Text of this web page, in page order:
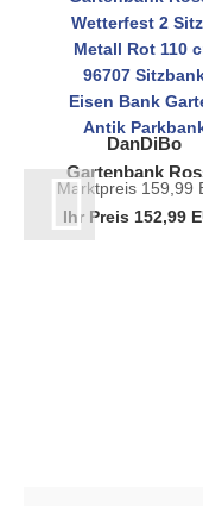
DanDiBo
Gartenbank
Wetterfest 2
Metall Rot 110
Marktpreis 159,99
Ihr Preis 152,99